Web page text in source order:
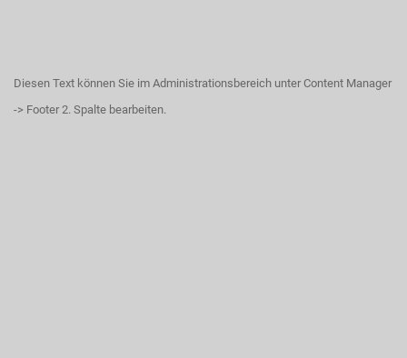
Diesen Text können Sie im Administrationsbereich unter Content Manager
-> Footer 2. Spalte bearbeiten.